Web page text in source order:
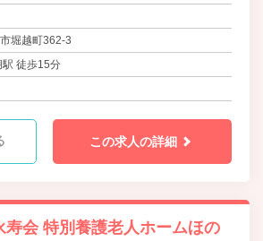
堀越町362-3
徒歩15分
この求人の詳細
寿会 特別養護老人ホームほの